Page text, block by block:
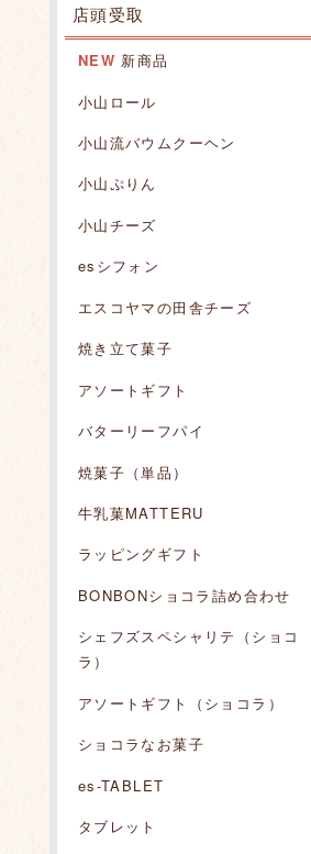
店頭受取
NEW 新商品
小山ロール
小山流バウムクーヘン
小山ぷりん
小山チーズ
esシフォン
エスコヤマの田舎チーズ
焼き立て菓子
アソートギフト
バターリーフパイ
焼菓子（単品）
牛乳菓MATTERU
ラッピングギフト
BONBONショコラ詰め合わせ
シェフズスペシャリテ（ショコ
ラ）
アソートギフト（ショコラ）
ショコラなお菓子
es-TABLET
タブレット